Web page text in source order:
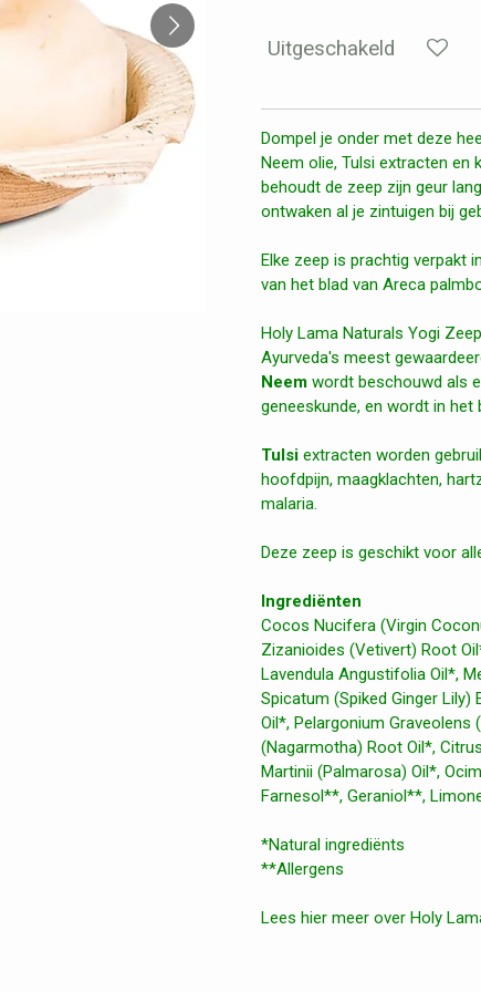
Uitgeschakeld
Dompel je onder met deze
Neem olie, Tulsi extracten en
behoudt de zeep zijn geur
ontwaken al je zintuigen bij
Elke zeep is prachtig verpakt
van het blad van Areca
Holy Lama Naturals Yogi
Ayurveda's meest
Neem wordt beschouwd als
geneeskunde, en wordt in
Tulsi extracten worden
hoofdpijn, maagklachten,
malaria.
Deze zeep is geschikt voor
Ingrediënten
Cocos Nucifera (Virgin
Zizanioides (Vetivert) Root
Lavendula Angustifolia Oil*,
Spicatum (Spiked Ginger
Oil*, Pelargonium Graveolens
(Nagarmotha) Root Oil*,
Martinii (Palmarosa) Oil*,
Farnesol**, Geraniol**,
*Natural ingrediënts
**Allergens
Lees hier meer over Holy